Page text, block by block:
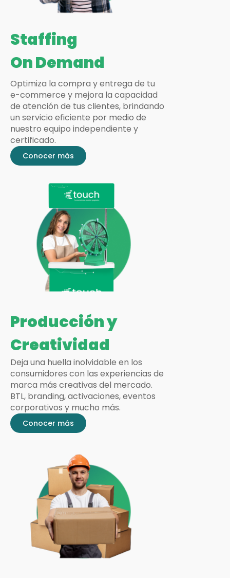
Producción y
Creatividad
Deja una huella inolvidable en los
consumidores con las experiencias de
marca más creativas del mercado.
BTL, branding, activaciones, eventos
corporativos y mucho más.
Conocer más
Conocer más
Staffing
On Demand
Optimiza la compra y entrega de tu
e-commerce y mejora la capacidad
de atención de tus clientes, brindando
un servicio eficiente por medio de
nuestro equipo independiente y
certificado.